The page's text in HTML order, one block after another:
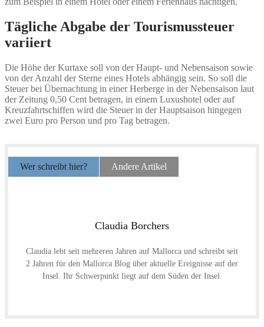
Tägliche Abgabe der Tourismussteuer
variiert
Die Höhe der Kurtaxe soll von der Haupt- und Nebensaison sowie
von der Anzahl der Sterne eines Hotels abhängig sein. So soll die
Steuer bei Übernachtung in einer Herberge in der Nebensaison laut
der Zeitung 0,50 Cent betragen, in einem Luxushotel oder auf
Kreuzfahrtschiffen wird die Steuer in der Hauptsaison hingegen
zwei Euro pro Person und pro Tag betragen.
Wer schreibt hier? Andere Artikel
Claudia Borchers
Claudia lebt seit mehreren Jahren auf Mallorca und schreibt seit
2 Jahren für den Mallorca Blog über aktuelle Ereignisse auf der
Insel. Ihr Schwerpunkt liegt auf dem Süden der Insel.